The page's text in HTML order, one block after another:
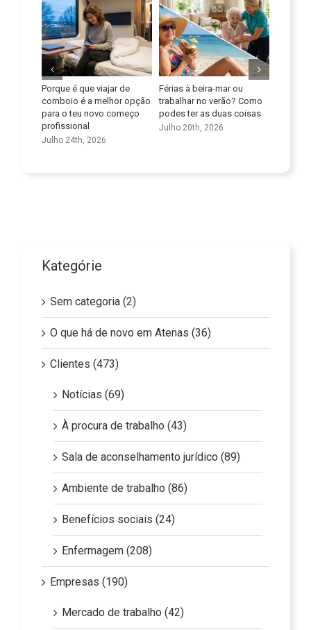
Como
coisas
Melhora as tuas
competências linguísticas
Julho 9th, 2026
Aproveitar ao máximo o
potencial das empresas de
transportes no setor dos
cuidados
Kategórie
Sem categoria (2)
O que há de novo em Atenas (36)
Clientes (473)
Notícias (69)
À procura de trabalho (43)
Sala de aconselhamento jurídico (89)
Ambiente de trabalho (86)
Benefícios sociais (24)
Enfermagem (208)
Empresas (190)
Mercado de trabalho (42)